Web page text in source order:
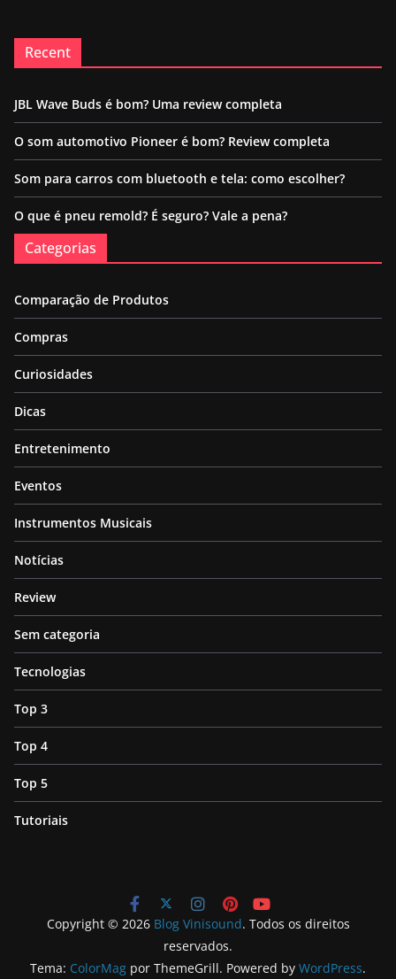
Recent
JBL Wave Buds é bom? Uma review completa
O som automotivo Pioneer é bom? Review completa
Som para carros com bluetooth e tela: como escolher?
O que é pneu remold? É seguro? Vale a pena?
Categorias
Comparação de Produtos
Compras
Curiosidades
Dicas
Entretenimento
Eventos
Instrumentos Musicais
Notícias
Review
Sem categoria
Tecnologias
Top 3
Top 4
Top 5
Tutoriais
Copyright © 2026 Blog Vinisound. Todos os direitos
reservados.
Tema: ColorMag por ThemeGrill. Powered by WordPress.